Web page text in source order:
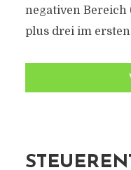
negativen Bereich
plus drei im